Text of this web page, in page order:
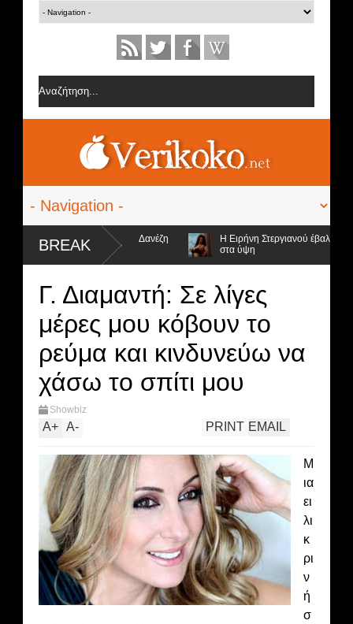
BREAK
από την ομάδα της Σοφίας Δανέζη
Η Ειρήνη Στεργιανού έβαλε τα...
στα ύψη
Γ. Διαμαντή: Σε λίγες
μέρες μου κόβουν το
ρεύμα και κινδυνεύω να
χάσω το σπίτι μου
Showbiz
A+ A- EMAIL
PRINT
Μ
ια
ει
λι
κ
ρι
ν
ή
σ